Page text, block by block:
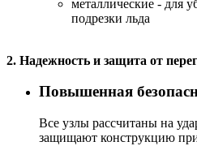
металлические - для
подрезки льда
2. Надежность и защита от
Повышенная
Все узлы рассчитаны на
защищают конструкцию